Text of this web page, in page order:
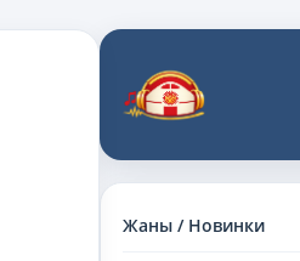
Жаны / Новинки